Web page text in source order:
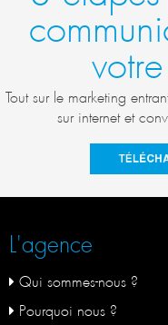
votre
Tout sur le marketing
sur internet et
L'agence
Qui sommes-nous ?
Pourquoi nous ?